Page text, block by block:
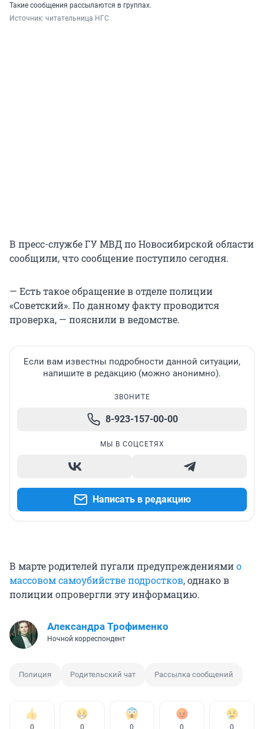
Такие сообщения рассылаются в группах.
Источник: читательница НГС
В пресс-службе ГУ МВД по Новосибирской области
сообщили, что сообщение поступило сегодня.
— Есть такое обращение в отделе полиции
«Советский». По данному факту проводится
проверка, — пояснили в ведомстве.
Если вам известны подробности данной ситуации,
напишите в редакцию (можно анонимно).
ЗВОНИТЕ
8-923-157-00-00
МЫ В СОЦСЕТЯХ
Написать в редакцию
В марте родителей пугали предупреждениямио
массовом самоубийстве подростков, однако в
полиции опровергли эту информацию.
Александра Трофименко
Ночной корреспондент
Полиция Родительский чат Рассылка сообщений
0 0 0 0 0